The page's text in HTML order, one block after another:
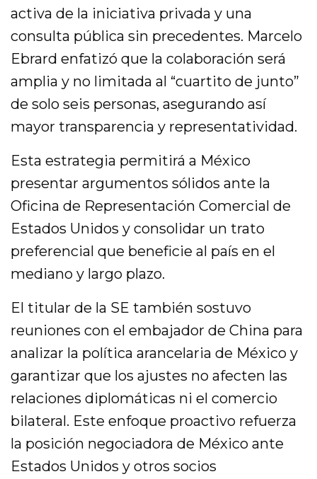
activa de la iniciativa privada y una
consulta pública sin precedentes. Marcelo
Ebrard enfatizó que la colaboración será
amplia y no limitada al “cuartito de junto”
de solo seis personas, asegurando así
mayor transparencia y representatividad.
Esta estrategia permitirá a México
presentar argumentos sólidos ante la
Oficina de Representación Comercial de
Estados Unidos y consolidar un trato
preferencial que beneficie al país en el
mediano y largo plazo.
El titular de la SE también sostuvo
reuniones con el embajador de China para
analizar la política arancelaria de México y
garantizar que los ajustes no afecten las
relaciones diplomáticas ni el comercio
bilateral. Este enfoque proactivo refuerza
la posición negociadora de México ante
Estados Unidos y otros socios